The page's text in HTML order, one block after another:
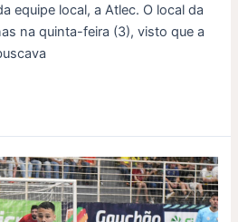
equipe local, a Atlec. O local da
na quinta-feira (3), visto que a